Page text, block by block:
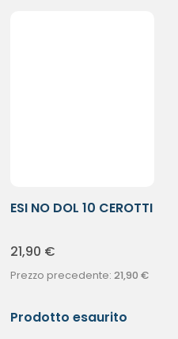
ESI NO DOL 10 CEROTTI
21,90 €
Prezzo precedente: 21,90 €
Prodotto esaurito